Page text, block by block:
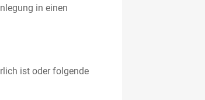
in einen
ist oder folgende